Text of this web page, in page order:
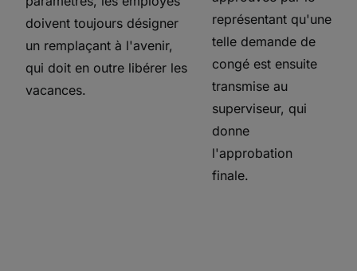
doivent toujours désigner
un remplaçant à l'avenir,
qui doit en outre libérer les
vacances.
représentant qu'une
telle demande de
congé est ensuite
transmise au
superviseur, qui
donne
l'approbation
finale.